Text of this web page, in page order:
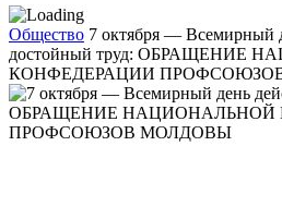
Общество 7 октября — Всемирный
достойный труд: ОБРАЩЕНИЕ
КОНФЕДЕРАЦИИ